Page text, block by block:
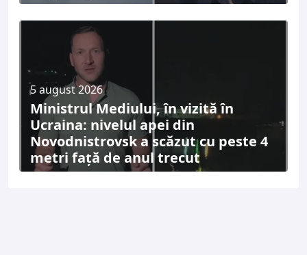
5 august 2026
Ministrul Mediului, în vizită în
Ucraina: nivelul apei din
Novodnistrovsk a scăzut cu peste 4
metri față de anul trecut